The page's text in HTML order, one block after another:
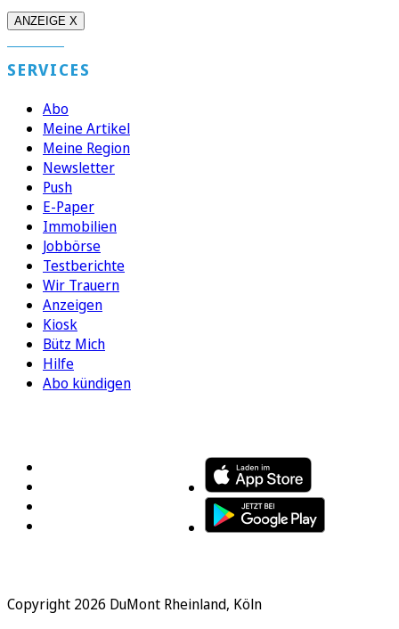
ANZEIGE X
SERVICES
Abo
Meine Artikel
Meine Region
Newsletter
Push
E-Paper
Immobilien
Jobbörse
Testberichte
Wir Trauern
Anzeigen
Kiosk
Bütz Mich
Hilfe
Abo kündigen
Copyright 2026 DuMont Rheinland, Köln